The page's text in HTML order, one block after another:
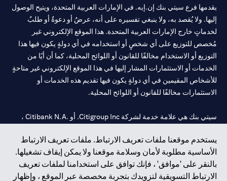
يستخدم موقعنا ملفات تعريف الارتباط. ملفات تعريف الارتباط
الأساسية مطلوبة لأمان وسلامة موقعنا ولا يمكن إيقاف تشغيلها.
بالنقر على 'موافق' ، فإنك توافق على استخدامنا لملفات تعريف
الارتباط التسويقية لتزويدك بتجربة مخصصة عبر الموقع ، وإظهار
يقدمها فرع سيتي بنك إن.إيه. في الإمارات العربية المتحدة، ويتيح الوصول
إليها. ولا يُقصد به، ولا ينبغي تفسيره على أنه، عرضٌ أو دعوةٌ أو طلبٌ
لخدماتٍ خارج الإمارات العربية المتحدة. هذا الموقع الإلكتروني غير
مُخصص للتوزيع على أي شخصٍ أو استخدامه في أي دولةٍ يكون فيها هذا
التوزيع أو الاستخدام مخالفًا للقانون أو اللوائح المحلية، كما أن أيًا من
الخدمات أو الاستثمارات المشار إليها في هذا الموقع الإلكتروني غير متاحةٍ
للأشخاص المقيمين في أي دولةٍ يكون فيها تقديم هذه الخدمات أو
الاستثمارات مخالفًا للقانون أو اللوائح المحلية.
سيتي بنك هي علامة خدمة لشركة Citigroup Inc. أو .Citibank N.A ،
سيتي بنك إن. إيه. الإمارات مسجل لدى مصرف الإمارات المركزي تحت
أرقام التراخيص 202563 لفرع الوصل في دبي، 531989 لفرع مول
الإمارات في دبي، وCN-1002019لفرع أبوظبي. هاتف: 4000 311 04.